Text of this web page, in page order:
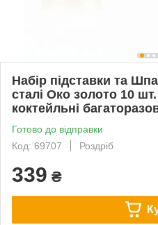
Набір підставки та
сталі Око золото 10
коктейльні
Готово до відправки
Код: 69707
Роздріб
339 ₴